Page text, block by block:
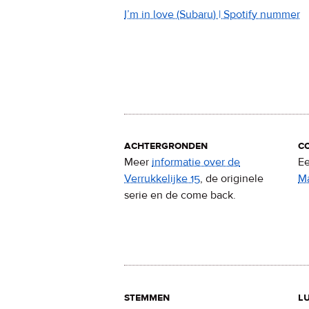
I’m in love (Subaru) | Spotify nummer
achtergronden
Meer informatie over de
Verrukkelijke 15, de originele
serie en de come back.
stemmen